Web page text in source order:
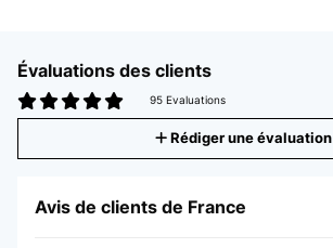
Évaluations des clients
95 Evaluations
Rédiger une évaluation
Avis de clients de France